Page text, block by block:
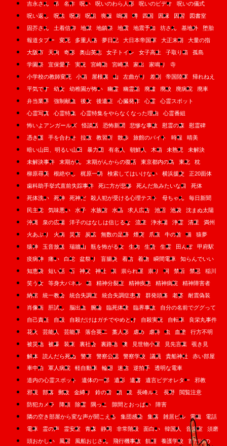
吉永さん
吊 名作 呪い 呪いのわら人形 呪いのビデオ
呪いの儀式
呪い返し
呪法 呪術 呪詛 喪服 嗚咽 噂 四国 因縁 因習
図書室
固芥さん
土着信仰 地獄 地鎮祭 地震 地震予知 坊さん 基地外
堕胎
報道タブー
変死 多重人格 夢日記 大日本帝国軍 大正末期
大量の指
大阪市
天狗 奇形 奥山英志 女子トイレ 女子高生 子取り箱
孤島
学園祭
宜保愛子 実況 宮崎勤 宮崎県 家出 家鳴り
寺
小学校の教師変死
小箱 屋根裏 山 左曲がり 差別 帝国陸軍
帰れねえ
平気です
幼女 幼稚園が怖い 幽霊 幽霊船 廃墟 廃校 廃病院
廃車
弁当業界
強制献血 後女 後遺症 心臓発作 心霊
心霊スポット
心霊写真
心霊特集 心霊特集をやらなくなった理由
心霊番組
怖いよアンガールズ
怪談話 恐怖新聞 悲惨な事故 慰霊の森
慰霊碑
憑き護
手を合わせ 拉致 教習所 散歩 旅館のバイト 時報
晴美
暗い山田、明るい山田
暴力団 有名人 朝鮮人 木箱 未熟児
未解決
未解決事件
末期がん 末期がんからの復活 東京都内の島 東北
枕
柳原尋美
根絶やし 梶原一騎 検索してはいけない 横浜援交
正20面体
歯科助手挙式直前失踪事件
死に方が悲惨 死んだ魚みたいな目
死体
死体洗い
死神 死神だ 殺人犯が受ける心理テスト 母ちゃん
毎日新聞
民主党
気味悪い 水子 水族館 水晶 求人広告 池沼 池袋
沈まぬ太陽
沖縄
泉の広場 洋子のはなしは信じるな 流産 浄水場 浄霊 清里
満州
火あぶり
火病 災害 炭鉱 無数の足跡 煙突 爪痕 牛の首 猫
猿夢
猿神
玉音放送 瑞牆山 瓶を怖がる女 生肉 生贄 生霊 田んぼ
甲府駅
疫病神
痛い 白蛇 盆祭り 盲腸炎 着信 着物 瞬間電車
知らんでいい
知恵袋
短い話 石 神父 神社 祟 祟られ屋 祟り 祠 禁后 禁忌
稲川
笑う女
等身大パネル 箱 精神分裂症 精神疾患 精神病院
精神障害者
納棺
統一教会 統合失調症 統合失調症患者 群発頭痛 老婆
耐震偽装
肖像画
肝試し 脳出血 腕輪 臨死体験 臨界事故
自分の名前でググって
自己責任
自殺 自殺だけはガチでやめとけ 自殺実況 自転車
良栄丸事件
花火
芸能人 芸能界 落合英二 藁人形 虐め 虐待 虫 血塗
行方不明
被災地
被爆 装束 裏社会 裏路地 襖 見世物小屋 見先言葉
覗き見
解体
読んだら死ぬ 警察 警察公認 警察学校 議員 貴船神社
赤い部屋
車中泊
軍人病院 軽自動車 輪廻 迷信 逆拍手
透明な電車
道内の心霊スポット
遺体の一部 遺影 遺書 遺言ビデオレター
邪教
邪視
部落 郵政 金縛り 鈴の音 鎖 鏡 長峰ルミ 長野
閲覧注意
防犯カメラ
降頭 除霊 隅っこ 隙間とおっぱい
障害
隣の空き部屋から変な声が聞こえる
集団感染 集落 雑居ビル 電磁
電話
電車
霊の声 霊安室 青森 静岡 非常階段 面白い 韓国人 音楽室
須磨
頭おかしい
風習 風船おじさん 飛行機事故 飢饉 養護学校 首だけの